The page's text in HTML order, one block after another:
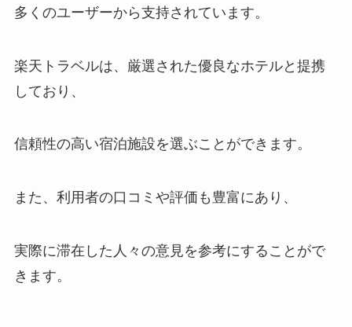
多くのユーザーから支持されています。
楽天トラベルは、厳選された優良なホテルと提携
しており、
信頼性の高い宿泊施設を選ぶことができます。
また、利用者の口コミや評価も豊富にあり、
実際に滞在した人々の意見を参考にすることがで
きます。